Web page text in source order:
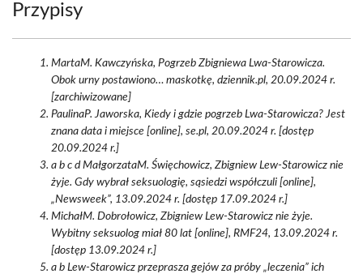
Przypisy
MartaM. Kawczyńska, Pogrzeb Zbigniewa Lwa-Starowicza.
Obok urny postawiono… maskotkę, dziennik.pl, 20.09.2024 r.
[zarchiwizowane]
PaulinaP. Jaworska, Kiedy i gdzie pogrzeb Lwa-Starowicza? Jest
znana data i miejsce [online], se.pl, 20.09.2024 r. [dostęp
20.09.2024 r.]
a b c d MałgorzataM. Święchowicz, Zbigniew Lew-Starowicz nie
żyje. Gdy wybrał seksuologię, sąsiedzi współczuli [online],
„Newsweek”, 13.09.2024 r. [dostęp 17.09.2024 r.]
MichałM. Dobrołowicz, Zbigniew Lew-Starowicz nie żyje.
Wybitny seksuolog miał 80 lat [online], RMF24, 13.09.2024 r.
[dostęp 13.09.2024 r.]
a b Lew-Starowicz przeprasza gejów za próby „leczenia” ich